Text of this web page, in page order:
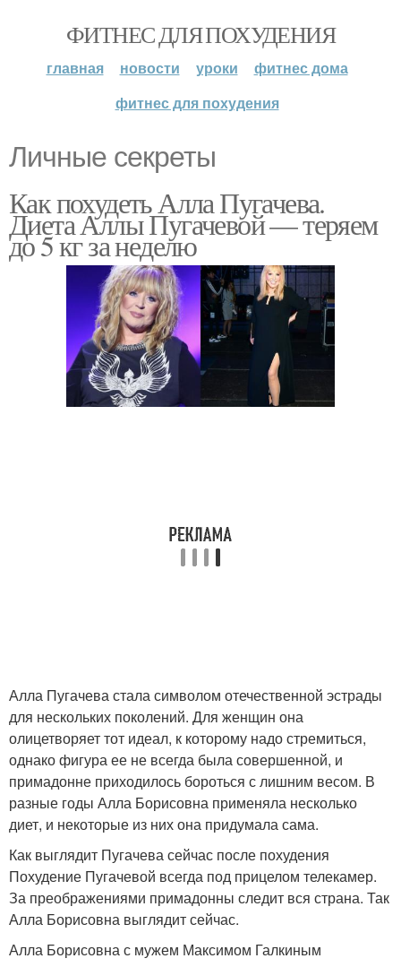
ФИТНЕС ДЛЯ ПОХУДЕНИЯ
главная новости уроки
фитнес дома
фитнес для похудения
Личные секреты
Как похудеть Алла Пугачева.
Диета Аллы Пугачевой — теряем
до 5 кг за неделю
Алла Пугачева стала символом отечественной эстрады
для нескольких поколений. Для женщин она
олицетворяет тот идеал, к которому надо стремиться,
однако фигура ее не всегда была совершенной, и
примадонне приходилось бороться с лишним весом. В
разные годы Алла Борисовна применяла несколько
диет, и некоторые из них она придумала сама.
Как выглядит Пугачева сейчас после похудения
Похудение Пугачевой всегда под прицелом телекамер.
За преображениями примадонны следит вся страна. Так
Алла Борисовна выглядит сейчас.
Алла Борисовна с мужем Максимом Галкиным